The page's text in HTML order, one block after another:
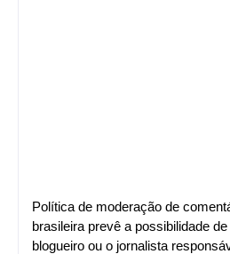
Política de moderação de
brasileira prevê a possibilidade
blogueiro ou o jornalista